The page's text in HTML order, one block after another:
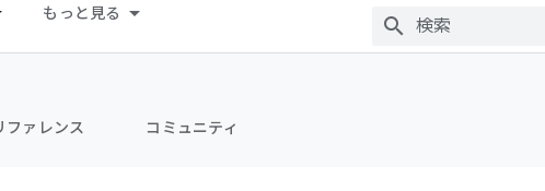
もっと見る
ファレンス コミュニティ